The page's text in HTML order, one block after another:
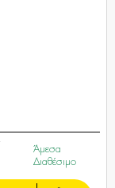
Άμεσα
Διαθέσιμο